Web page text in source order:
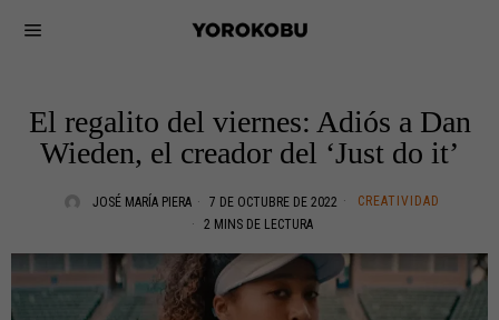
El regalito del viernes: Adiós a Dan
Wieden, el creador del ‘Just do it’
JOSÉ MARÍA PIERA 7 DE OCTUBRE DE 2022
CREATIVIDAD
2 MINS DE LECTURA